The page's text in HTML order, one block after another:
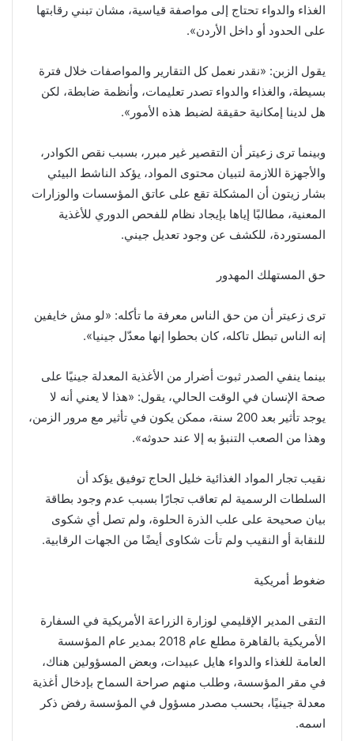
الغذاء والدواء تحتاج إلى مواصفة قياسية، مشان تبني رقابتها
على الحدود أو داخل الأردن».
يقول الزبن: «نقدر نعمل كل التقارير والمواصفات خلال فترة
بسيطة، والغذاء والدواء تصدر تعليمات، وأنظمة ضابطة، لكن
هل لدينا إمكانية حقيقة لضبط هذه الأمور».
وبينما ترى زعيتر أن التقصير غير مبرر، بسبب نقص الكوادر،
والأجهزة اللازمة لتبيان محتوى المواد، يؤكد الناشط البيئي
بشار زيتون أن المشكلة تقع على عاتق المؤسسات والوزارات
المعنية، مطالبًا إياها بإيجاد نظام للفحص الدوري للأغذية
المستوردة، للكشف عن وجود تعديل جيني.
حق المستهلك المهدور
ترى زعيتر أن من حق الناس معرفة ما تأكله: «لو مش خايفين
إنه الناس تبطل تاكله، كان بحطوا إنها معدّل جينيا».
بينما ينفي الصدر ثبوت أضرار من الأغذية المعدلة جينيًا على
صحة الإنسان في الوقت الحالي، يقول: «هذا لا يعني أنه لا
يوجد تأثير بعد 200 سنة، ممكن يكون في تأثير مع مرور الزمن،
وهذا من الصعب التنبؤ به إلا عند حدوثه».
نقيب تجار المواد الغذائية خليل الحاج توفيق يؤكد أن
السلطات الرسمية لم تعاقب تجارًا بسبب عدم وجود بطاقة
بيان صحيحة على علب الذرة الحلوة، ولم تصل أي شكوى
للنقابة أو النقيب ولم تأت شكاوى أيضًا من الجهات الرقابية.
ضغوط أمريكية
التقى المدير الإقليمي لوزارة الزراعة الأمريكية في السفارة
الأمريكية بالقاهرة مطلع عام 2018 بمدير عام المؤسسة
العامة للغذاء والدواء هايل عبيدات، وبعض المسؤولين هناك،
في مقر المؤسسة، وطلب منهم صراحة السماح بإدخال أغذية
معدلة جينيًا، بحسب مصدر مسؤول في المؤسسة رفض ذكر
اسمه.